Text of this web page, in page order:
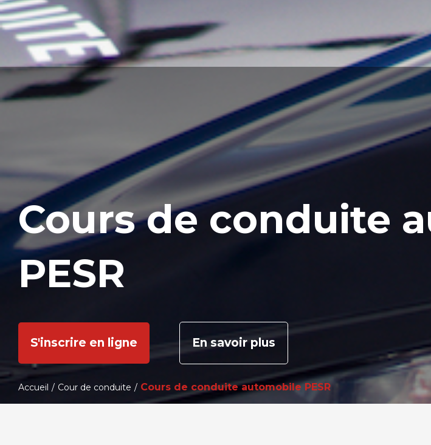
Cours de conduite
PESR
S'inscrire en ligne En savoir plus
Accueil / Cour de conduite / Cours de conduite automobile PESR